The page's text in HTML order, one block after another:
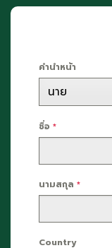
คำนำหน้า
ชื่อ *
นามสกุล *
Country